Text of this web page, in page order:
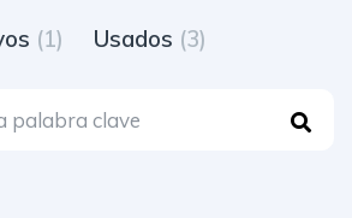
(1) Usados (3)